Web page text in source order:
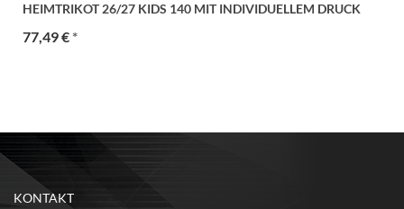
HEIMTRIKOT 26/27 KIDS 140 MIT INDIVIDUELLEM DRUCK
77,49 €*
KONTAKT